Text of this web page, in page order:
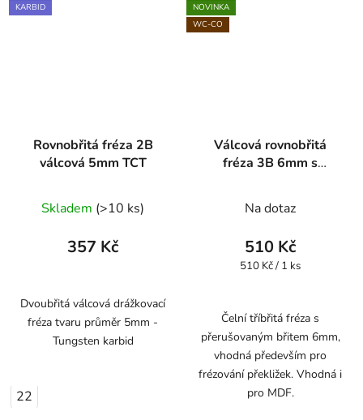
KARBID
Rovnobřitá fréza 2B
válcová 5mm TCT
Skladem (>10 ks)
357 Kč
Dvoubřitá válcová drážkovací
fréza tvaru průměr 5mm -
Tungsten karbid
22
NOVINKA
WC-CO
Válcová rovnobřitá
fréza 3B 6mm s
Na dotaz
510 Kč
Měrná
510 Kč / 1 ks
Čelní tříbřitá fréza s
přerušovaným břitem 6mm,
vhodná především pro
frézování překližek. Vhodná i
pro MDF.